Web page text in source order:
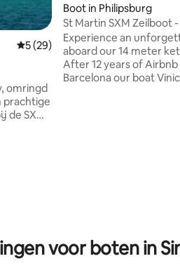
Gemiddelde beoordeling van 5 op
5 (29)
omringd
prachtige
de SXM-
Boot in Philipsburg
St Martin SXM Zeilboot
extra kosten
Experience an
aboard our 14 meter
After 12 years of Airbnb
Barcelona our boat
voor boten in